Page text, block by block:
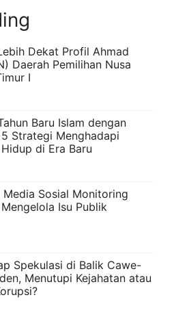
Dekat Profil Ahmad
Daerah Pemilihan Nusa
I
Baru Islam dengan
5 Strategi Menghadapi
di Era Baru
Media Sosial Monitoring
Isu Publik
Spekulasi di Balik Cawe-
Menutupi Kejahatan atau